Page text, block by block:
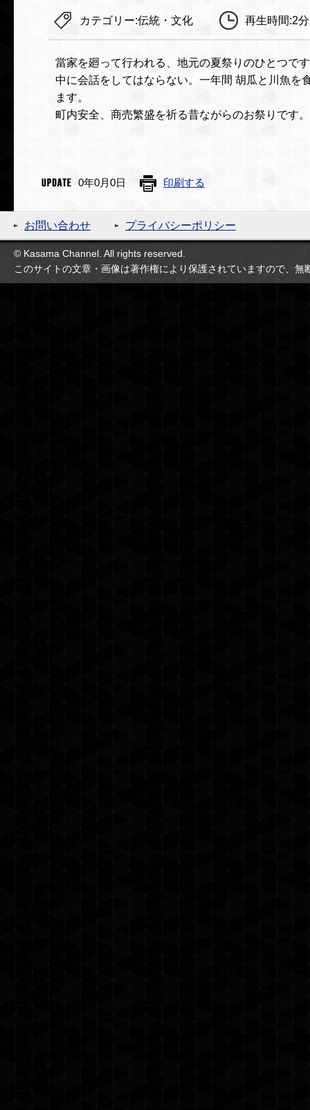
カテゴリー:伝統・文化 再生時間:2
當家を廻って行われる、地元の夏祭りのひとつで
中に会話をしてはならない。一年間 胡瓜と川魚を
ます。
町内安全、商売繁盛を祈る昔ながらのお祭りです。
0年0月0日 印刷する
お問い合わせ プライバシーポリシー
© Kasama Channel. All rights reserved.
このサイトの文章・画像は著作権により保護されていますので、